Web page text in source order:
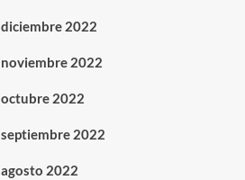
diciembre 2022
noviembre 2022
octubre 2022
septiembre 2022
agosto 2022